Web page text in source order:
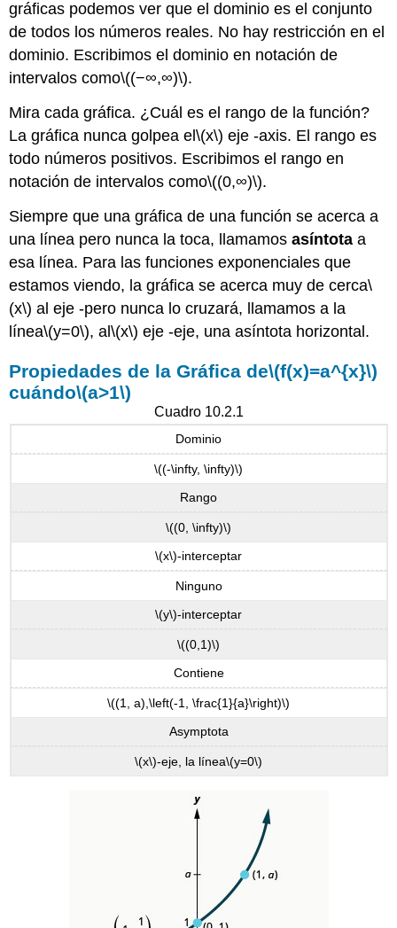
gráficas podemos ver que el dominio es el conjunto
de todos los números reales. No hay restricción en el
dominio. Escribimos el dominio en notación de
intervalos como\((−∞,∞)\).
Mira cada gráfica. ¿Cuál es el rango de la función?
La gráfica nunca golpea el\(x\) eje -axis. El rango es
todo números positivos. Escribimos el rango en
notación de intervalos como\((0,∞)\).
Siempre que una gráfica de una función se acerca a
una línea pero nunca la toca, llamamosasíntota a
esa línea. Para las funciones exponenciales que
estamos viendo, la gráfica se acerca muy de cerca\
(x\) al eje -pero nunca lo cruzará, llamamos a la
línea\(y=0\), al\(x\) eje -eje, una asíntota horizontal.
Propiedades de la Gráfica de\(f(x)=a^{x}\)
cuándo\(a>1\)
Dominio
\((-\infty, \infty)\)
Rango
\((0, \infty)\)
\(x\)-interceptar
Ninguno
\(y\)-interceptar
\((0,1)\)
Contiene
\((1, a),\left(-1, \frac{1}{a}\right)\)
Asymptota
\(x\)-eje, la línea\(y=0\)
Cuadro 10.2.1